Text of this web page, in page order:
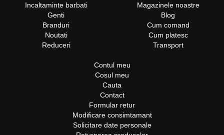
Incaltaminte barbati
Genti
Branduri
Noutati
Reduceri
Magazinele noastre
Blog
Cum comand
Cum platesc
Transport
Contul meu
Cosul meu
Cauta
Contact
Formular retur
Modificare consimtamant
Solicitare date personale